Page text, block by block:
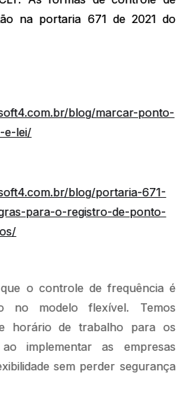
na portaria 671 de 2021 do
blog/marcar-ponto-
e-lei/
blog/portaria-671-
para-o-registro-de-ponto-
o controle de frequência é
no modelo flexível. Temos
horário de trabalho para os
implementar as empresas
sem perder segurança